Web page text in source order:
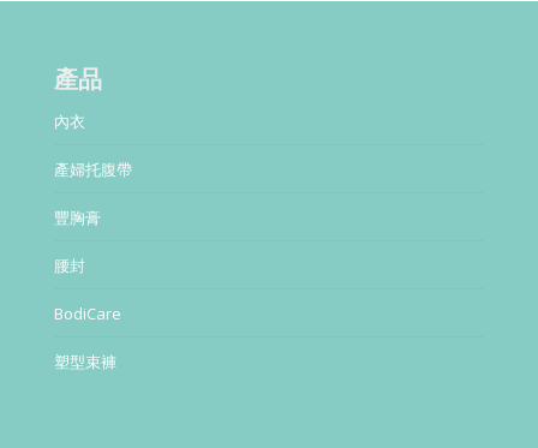
產品
內衣
產婦托腹帶
豐胸膏
腰封
BodiCare
塑型束褲